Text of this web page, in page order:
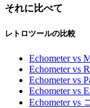
それに比べて
レトロツールの比較
Echometer vs
Echometer vs
Echometer vs
Echometer vs
Echometer vs